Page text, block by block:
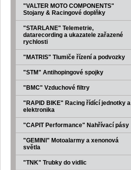
"VALTER MOTO COMPONENTS"
Stojany & Racingové doplňky
"STARLANE" Telemetrie,
datarecording a ukazatele zařazené
rychlosti
"MATRIS" Tlumiče řízení a podvozky
"STM" Antihopingové spojky
"BMC" Vzduchové filtry
"RAPID BIKE" Racing řídící jednotky a
elektronika
"CAPIT Performance" Nahřívací pásy
"GEMINI" Motoalarmy a xenonová
světla
"TNK" Trubky do vidlic